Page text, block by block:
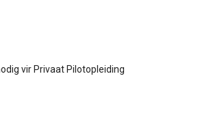
vir Privaat Pilotopleiding